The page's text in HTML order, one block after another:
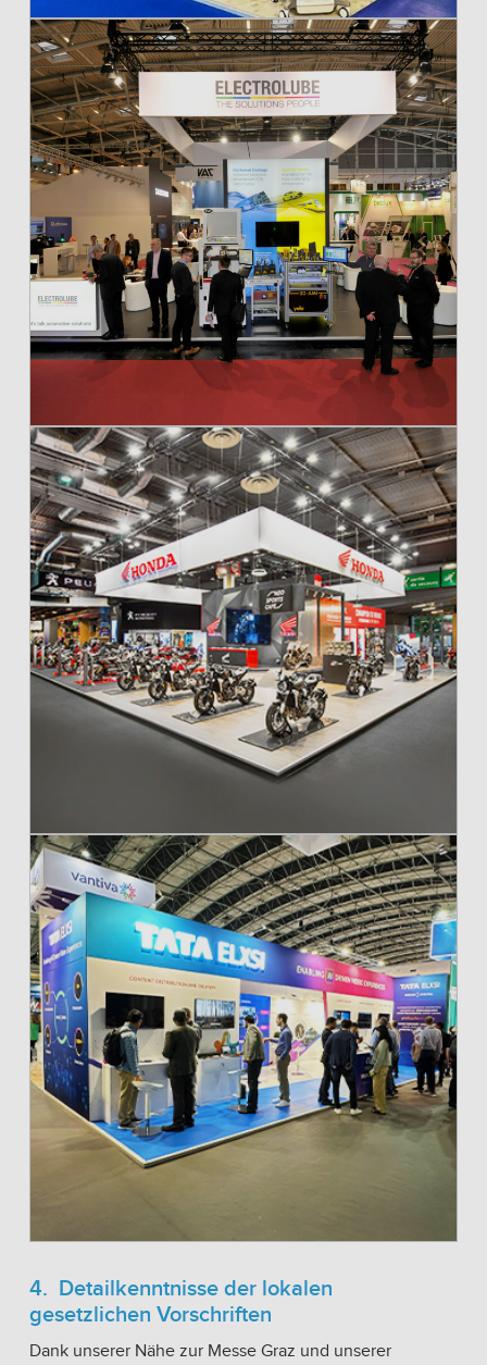
4. Detailkenntnisse der lokalen
gesetzlichen Vorschriften
Dank unserer Nähe zur Messe Graz und unserer